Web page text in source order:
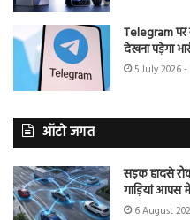
Telegram
देखना पड़ेगा
5 July 2026
ऑटो जगत
सड़क हादसे
गाड़ियां आपस
6 August